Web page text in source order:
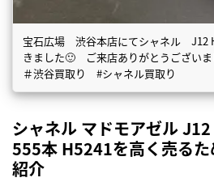
宝石広場 渋谷本店にてシャネル J12
きました🙂 ご来店ありがとうござい
＃渋谷買取り #シャネル買取り
シャネル マドモアゼル
555本 H5241を高く売る
紹介